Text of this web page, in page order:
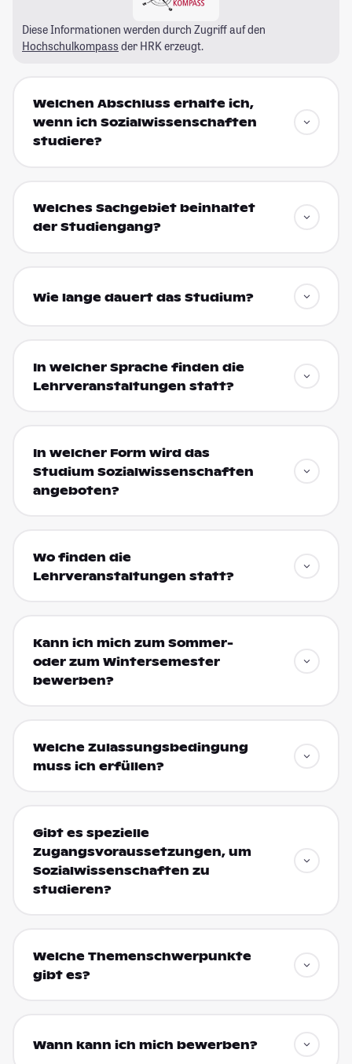
Diese Informationen werden durch Zugriff auf den
Hochschulkompass der HRK erzeugt.
Welchen Abschluss erhalte ich,
wenn ich Sozialwissenschaften
studiere?
Welches Sachgebiet beinhaltet
der Studiengang?
Wie lange dauert das Studium?
In welcher Sprache finden die
Lehrveranstaltungen statt?
In welcher Form wird das
Studium Sozialwissenschaften
angeboten?
Wo finden die
Lehrveranstaltungen statt?
Kann ich mich zum Sommer-
oder zum Wintersemester
bewerben?
Welche Zulassungsbedingung
muss ich erfüllen?
Gibt es spezielle
Zugangsvoraussetzungen, um
Sozialwissenschaften zu
studieren?
Welche Themenschwerpunkte
gibt es?
Wann kann ich mich bewerben?